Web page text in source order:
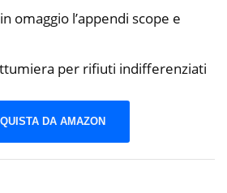
omaggio l’appendi scope e
per rifiuti indifferenziati
DA AMAZON